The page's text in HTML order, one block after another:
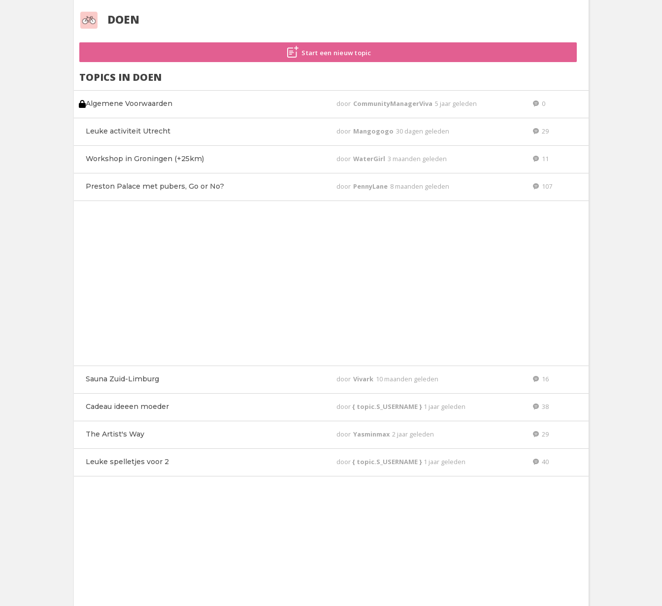
DOEN
Start een nieuw topic
TOPICS IN DOEN
Algemene Voorwaarden door CommunityManagerViva 5 jaar geleden 0
Leuke activiteit Utrecht door Mangogogo 30 dagen geleden 29
Workshop in Groningen (+25km) door WaterGirl 3 maanden geleden 11
Preston Palace met pubers, Go or No? door PennyLane 8 maanden geleden 107
Sauna Zuid-Limburg door Vivark 10 maanden geleden 16
Cadeau ideeen moeder door{ topic.S_USERNAME } 1 jaar geleden 38
The Artist's Way door Yasminmax 2 jaar geleden 29
Leuke spelletjes voor 2 door{ topic.S_USERNAME } 1 jaar geleden 40